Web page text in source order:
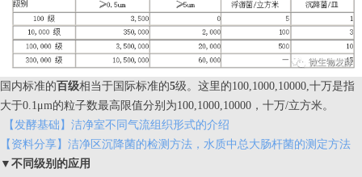
国内标准的 百级相当于国际标准的5级。这里的100,1000,10000,十万是指
大于0.1μm的粒子数最高限值分别为100,1000,10000，十万/立方米。
【发酵基础】洁净室不同气流组织形式的介绍
【资料分享】洁净区沉降菌的检测方法，水质中总大肠杆菌的测定方法
▼ 不同级别的应用